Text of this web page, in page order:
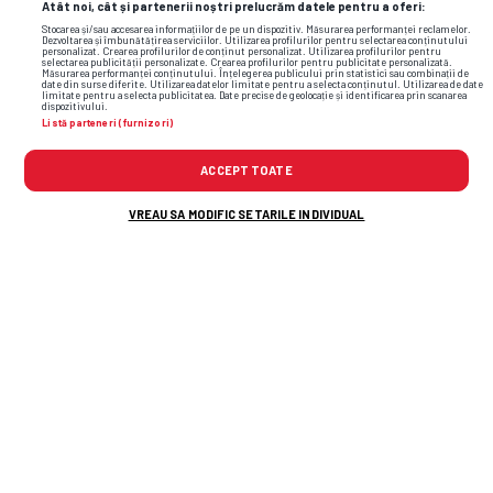
Atât noi, cât și partenerii noștri prelucrăm datele pentru a oferi:
Stocarea și/sau accesarea informațiilor de pe un dispozitiv. Măsurarea performanței reclamelor.
Dezvoltarea și îmbunătățirea serviciilor. Utilizarea profilurilor pentru selectarea conținutului
personalizat. Crearea profilurilor de conținut personalizat. Utilizarea profilurilor pentru
selectarea publicității personalizate. Crearea profilurilor pentru publicitate personalizată.
Măsurarea performanței conținutului. Înțelegerea publicului prin statistici sau combinații de
date din surse diferite. Utilizarea datelor limitate pentru a selecta conținutul. Utilizarea de date
limitate pentru a selecta publicitatea. Date precise de geolocație și identificarea prin scanarea
dispozitivului.
Listă parteneri (furnizori)
ACCEPT TOATE
VREAU SA MODIFIC SETARILE INDIVIDUAL